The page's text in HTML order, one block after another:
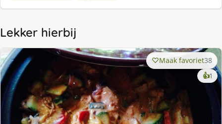
Lekker hierbij
Maak favoriet38
👍1